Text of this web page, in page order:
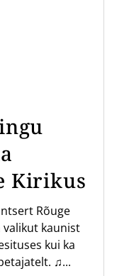
Kirikus
Rõuge
valikut kaunist
kui ka
♫...